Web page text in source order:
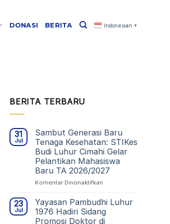
DONASI BERITA Indonesian ▼
BERITA TERBARU
31
Jul
Sambut Generasi Baru
Tenaga Kesehatan: STIKes
Budi Luhur Cimahi Gelar
Pelantikan Mahasiswa
Baru TA 2026/2027
Komentar Dinonaktifkan
Generasi
Baru
Tenaga
23
Jul
Yayasan Pambudhi Luhur
1976 Hadiri Sidang
Promosi Doktor di